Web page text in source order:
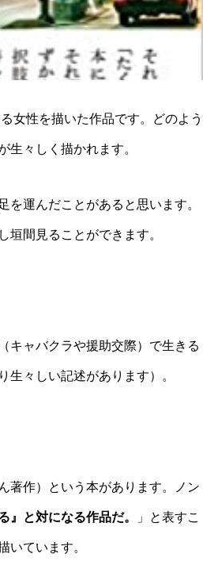
女性を描いた作品です。どのよう
生々しく描かれます。
運んだことがあると思います。
垣間見ることができます。
キャバクラや援助交際）で生きる
々しい記述があります）。
著作）という本があります。ノン
』と対になる作品だ。 」と表すこ
いています。